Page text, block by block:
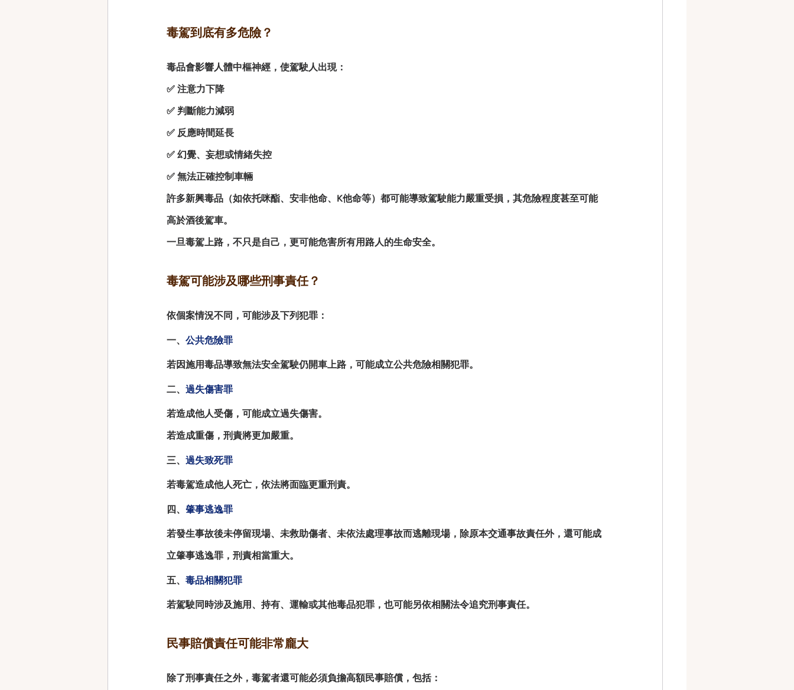
毒駕到底有多危險？
毒品會影響人體中樞神經，使駕駛人出現：
✅ 注意力下降
✅ 判斷能力減弱
✅ 反應時間延長
✅ 幻覺、妄想或情緒失控
✅ 無法正確控制車輛
許多新興毒品（如依托咪酯、安非他命、K他命等）都可能導致駕駛能力嚴重受損，其危險程度甚至可能
高於酒後駕車。
一旦毒駕上路，不只是自己，更可能危害所有用路人的生命安全。
毒駕可能涉及哪些刑事責任？
依個案情況不同，可能涉及下列犯罪：
一、 公共危險罪
若因施用毒品導致無法安全駕駛仍開車上路，可能成立公共危險相關犯罪。
二、 過失傷害罪
若造成他人受傷，可能成立過失傷害。
若造成重傷，刑責將更加嚴重。
三、 過失致死罪
若毒駕造成他人死亡，依法將面臨更重刑責。
四、 肇事逃逸罪
若發生事故後未停留現場、未救助傷者、未依法處理事故而逃離現場，除原本交通事故責任外，還可能成
立肇事逃逸罪，刑責相當重大。
五、 毒品相關犯罪
若駕駛同時涉及施用、持有、運輸或其他毒品犯罪，也可能另依相關法令追究刑事責任。
民事賠償責任可能非常龐大
除了刑事責任之外，毒駕者還可能必須負擔高額民事賠償，包括：